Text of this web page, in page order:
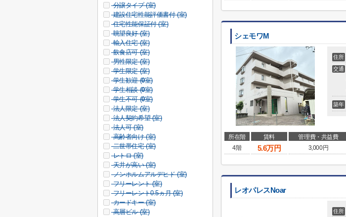
シェモワM
住所
交通
築年
所在階 賃料 管理費・共益費
4階
5.6万円 3,000円
レオパレスNoar
住所
分譲タイプ (室)
建設住宅性能評価書付 (室)
住宅性能保証付 (室)
眺望良好 (室)
輸入住宅 (室)
飲食店可 (室)
男性限定 (室)
学生限定 (室)
学生歓迎 (0室)
学生相談 (0室)
学生不可 (0室)
法人限定 (室)
法人契約希望 (室)
法人可 (室)
高齢者向け (室)
二世帯住宅 (室)
レトロ (室)
天井が高い (室)
ノンホルムアルデヒド (室)
フリーレント (室)
フリーレント0.5ヵ月 (室)
カードキー (室)
高層ビル (室)